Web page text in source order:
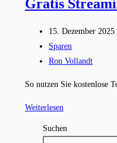
Gratis
Beitrag
veröffentlicht:
15. Dezember 2025
Beitrags-
Kategorie:
Sparen
Beitrags-
Ron Vollandt
So nutzen Sie kostenlose
Weiterlesen
Suchen